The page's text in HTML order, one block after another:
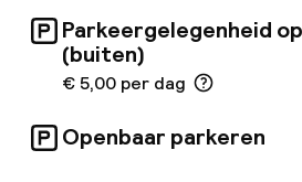
Parkeergelegenheid
(buiten)
€ 5,00 per dag
Openbaar parkeren